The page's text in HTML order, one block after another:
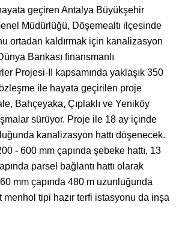
geçiren Antalya Büyükşehir
Müdürlüğü, Döşemealtı ilçesinde
ortadan kaldırmak için kanalizasyon
Bankası finansmanlı
Projesi-II kapsamında yaklaşık 350
ile hayata geçirilen proje
Bahçeyaka, Çıplaklı ve Yeniköy
sürüyor. Proje ile 18 ay içinde
kanalizasyon hattı döşenecek.
- 600 mm çapında şebeke hattı, 13
parsel bağlantı hattı olarak
mm çapında 480 m uzunluğunda
menhol tipi hazır terfi istasyonu da inşa